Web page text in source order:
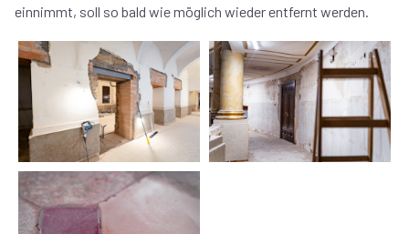
einnimmt, soll so bald wie möglich wieder entfernt werden.